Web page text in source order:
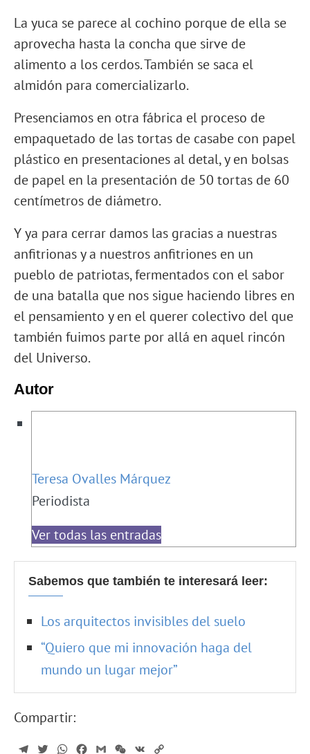
La yuca se parece al cochino porque de ella se
aprovecha hasta la concha que sirve de
alimento a los cerdos. También se saca el
almidón para comercializarlo.
Presenciamos en otra fábrica el proceso de
empaquetado de las tortas de casabe con papel
plástico en presentaciones al detal, y en bolsas
de papel en la presentación de 50 tortas de 60
centímetros de diámetro.
Y ya para cerrar damos las gracias a nuestras
anfitrionas y a nuestros anfitriones en un
pueblo de patriotas, fermentados con el sabor
de una batalla que nos sigue haciendo libres en
el pensamiento y en el querer colectivo del que
también fuimos parte por allá en aquel rincón
del Universo.
Autor
Teresa Ovalles Márquez
Periodista
Ver todas las entradas
Sabemos que también te interesará leer:
Los arquitectos invisibles del suelo
“Quiero que mi innovación haga del
mundo un lugar mejor”
Compartir:
TelegramTwitterWhatsApp
Facebook
GmailWeChat
VK